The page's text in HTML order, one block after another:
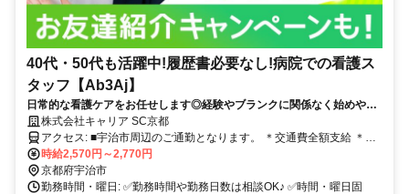
40代・50代も活躍中!履歴書必要なし!病院での看護ス
タッフ【Ab3Aj】
日常的な看護ケアをお任せします◎経験やブランクに関係なく始めやす
い♪株式会社キャリア SC京都
アクセス: ■宇治市周辺のご通勤となります。 ＊交通費全額支給 ＊車
通勤・バイク通勤OK（ガソリン代支給） ＊自転車通勤OK
時給2,570円～2,770円
京都府宇治市
勤務時間・曜日: ✅勤務時間や勤務日数は相談OK♪ ✅時間・曜日固